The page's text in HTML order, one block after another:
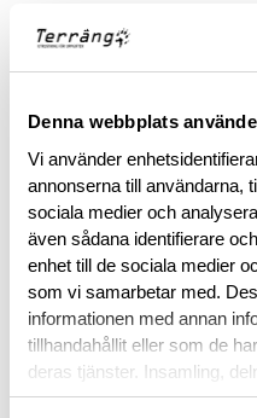
Denna webbplats
Vi använder
annonserna till användarna,
sociala medier och
även sådana identifierare
enhet till de sociala medier
som vi samarbetar med.
informationen med annan
tillhandahållit eller som de
deras tjänster. Insamling,
personuppgifter kan
FINNS I FÖLJANDE FÄRGER
BESKRIVNING
RECENSIONER
OM VARUMÄRKET